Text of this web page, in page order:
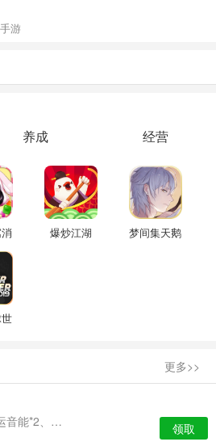
验，探幽寻宝还可以获取灵宝装备等奖
的料理兽也需要妥善安置。料理兽是灵
的料理食材，按时投喂，日日抚摸，它
险剧情的深入推进，玩家将会了解到灵
游戏为每个店员都设计了专属故事线与
事里，除了甜甜的、酸酸的、苦苦的、
，还有诸如惊天大阴谋、神秘身世、绝
等等剧情和小剧场等待你去解锁。在来
了众多彩蛋等你发现。
游
养成 经营
爆炒江湖
梦间集天鹅
更多>>
钻石*888、金币*8888、幸运音能*2、高级经验卡*2
领取